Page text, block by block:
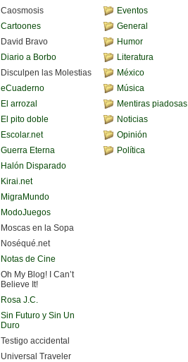
Caosmosis
Cartoones
David Bravo
Diario a Borbo
Disculpen las Molestias
eCuaderno
El arrozal
El pito doble
Escolar.net
Guerra Eterna
Halón Disparado
Kirai.net
MigraMundo
ModoJuegos
Moscas en la Sopa
Noséqué.net
Notas de Cine
Oh My Blog! I Can’t
Believe It!
Rosa J.C.
Sin Futuro y Sin Un
Duro
Testigo accidental
Universal Traveler
Eventos
General
Humor
Literatura
México
Música
Mentiras piadosas
Noticias
Opinión
Política